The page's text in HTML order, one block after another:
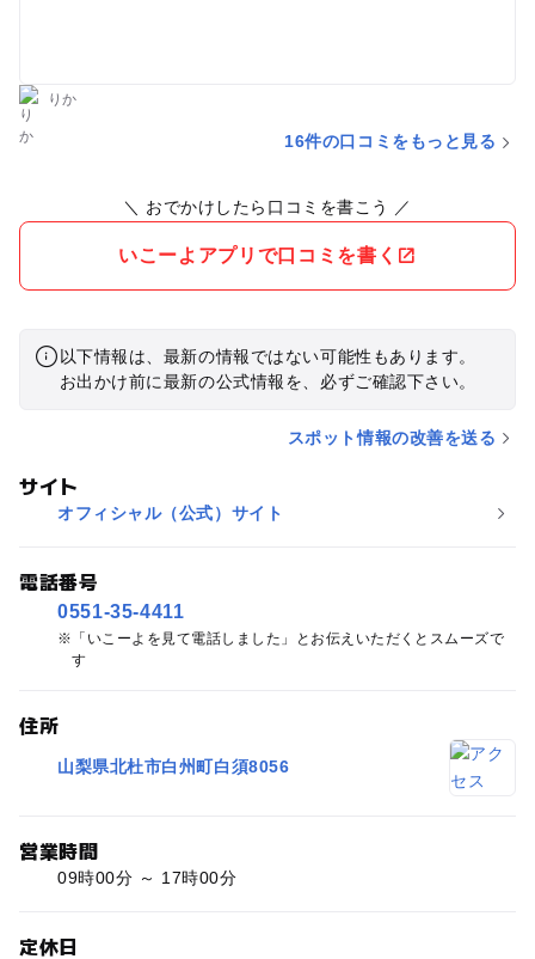
りか
16件の口コミをもっと見る
＼ おでかけしたら口コミを書こう ／
いこーよアプリで口コミを書く
以下情報は、最新の情報ではない可能性もあります。
お出かけ前に最新の公式情報を、必ずご確認下さい。
スポット情報の改善を送る
サイト
オフィシャル（公式）サイト
電話番号
0551-35-4411
「いこーよを見て電話しました」とお伝えいただくとスムーズで
す
住所
山梨県北杜市白州町白須8056
営業時間
09時00分 ～ 17時00分
定休日